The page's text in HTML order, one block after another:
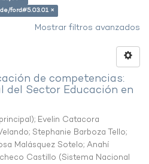
ford#5.03.01 ×
Mostrar filtros avanzados
de competencias:
Sector Educación en
; Evelin Catacora
; Stephanie Barboza Tello;
Malásquez Sotelo; Anahí
Castillo (Sistema Nacional